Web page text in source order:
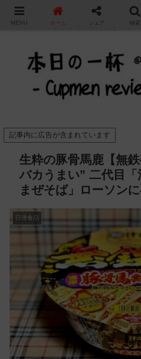
カップ麺の新商品をレビュ
記事内に広告が含まれています
生粋の豚骨馬鹿【無
バカうまい” 二代目
まぜそば」ローソン
日清食品
MENU ホーム シェア 検索